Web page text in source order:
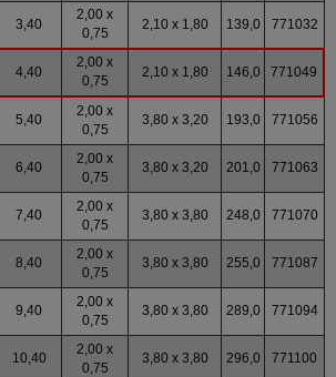
3,40
2,00 x
0,75
2,10 x 1,80 139,0 771032
4,40
2,00 x
0,75
2,10 x 1,80 146,0 771049
5,40
2,00 x
0,75
3,80 x 3,20 193,0 771056
6,40
2,00 x
0,75
3,80 x 3,20 201,0 771063
7,40
2,00 x
0,75
3,80 x 3,80 248,0 771070
8,40
2,00 x
0,75
3,80 x 3,80 255,0 771087
9,40
2,00 x
0,75
3,80 x 3,80 289,0 771094
10,40
2,00 x
0,75
3,80 x 3,80 296,0 771100